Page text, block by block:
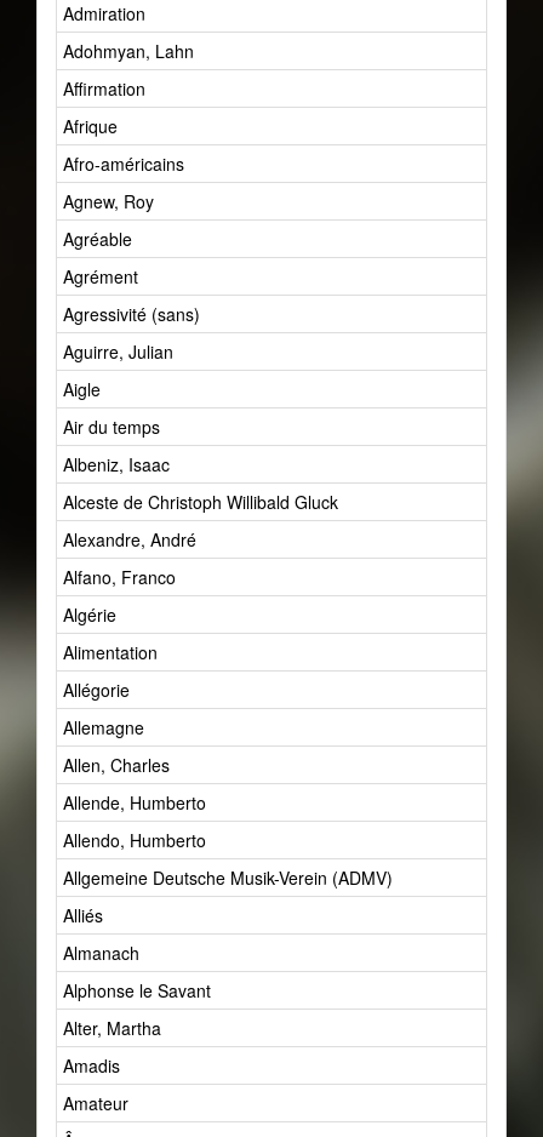
Admiration
Adohmyan, Lahn
Affirmation
Afrique
Afro-américains
Agnew, Roy
Agréable
Agrément
Agressivité (sans)
Aguirre, Julian
Aigle
Air du temps
Albeniz, Isaac
Alceste de Christoph Willibald Gluck
Alexandre, André
Alfano, Franco
Algérie
Alimentation
Allégorie
Allemagne
Allen, Charles
Allende, Humberto
Allendo, Humberto
Allgemeine Deutsche Musik-Verein (ADMV)
Alliés
Almanach
Alphonse le Savant
Alter, Martha
Amadis
Amateur